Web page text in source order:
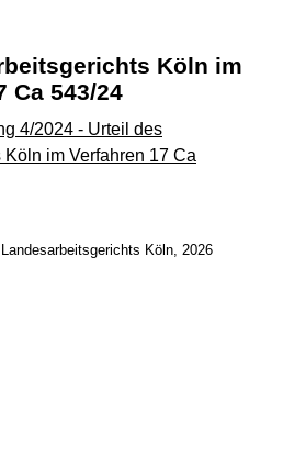
Köln im
Ca 543/24
4/2024 - Urteil des
im Verfahren 17 Ca
Köln, 2026